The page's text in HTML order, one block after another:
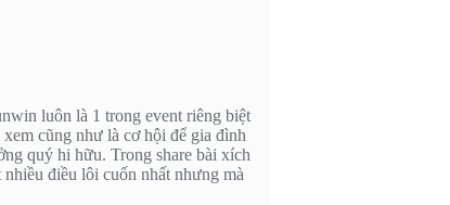
luôn là 1 trong event riêng biệt
cũng như là cơ hội để gia đình
quý hi hữu. Trong share bài xích
điều lôi cuốn nhất nhưng mà